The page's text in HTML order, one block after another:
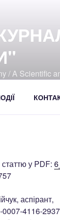
/ A Scientific
у PDF:
аспірант,
4116-